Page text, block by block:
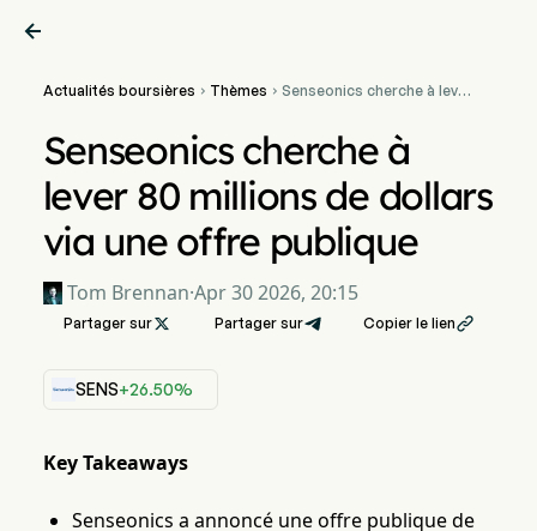

Actualités boursières  Thèmes  Senseonics cherche à lever
Senseonics cherche à
lever 80 millions de dollars
via une offre publique
Tom Brennan·Apr 30 2026, 20:15
Partager sur Partager sur Copier le lien
SENS+26.50%
Key Takeaways
Senseonics a annoncé une offre publique de